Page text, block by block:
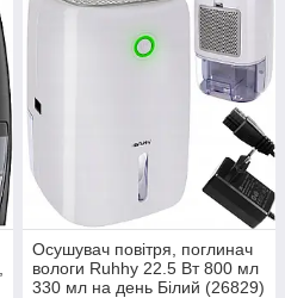
Осушувач повітря, поглинач
вологи Ruhhy 22.5 Вт 800 мл
330 мл на день Білий (26829)